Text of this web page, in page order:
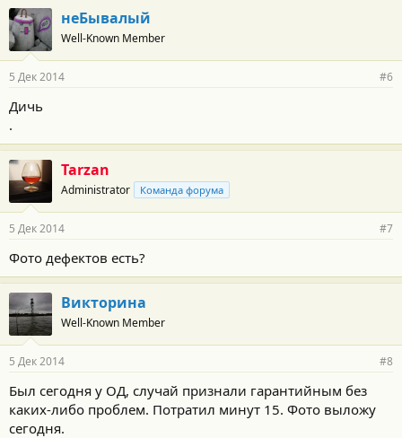
неБывалый
Well-Known Member
5 Дек 2014 #6
Дичь
.
Tarzan
Administrator Команда форума
5 Дек 2014 #7
Фото дефектов есть?
Викторина
Well-Known Member
5 Дек 2014 #8
Был сегодня у ОД, случай признали гарантийным без
каких-либо проблем. Потратил минут 15. Фото выложу
сегодня.